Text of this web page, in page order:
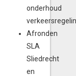
onderhoud
Afronden
SLA
Sliedrecht
en